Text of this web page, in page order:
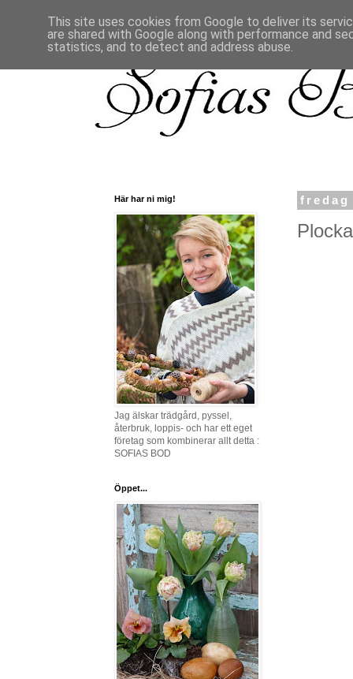
fredag
Här har ni mig!
Jag älskar trädgård, pyssel,
återbruk, loppis- och har ett eget
företag som kombinerar allt detta :
SOFIAS BOD
Öppet...
This site uses cookies from Google to deliver its
are shared with Google along with performance and
statistics, and to detect and address abuse.